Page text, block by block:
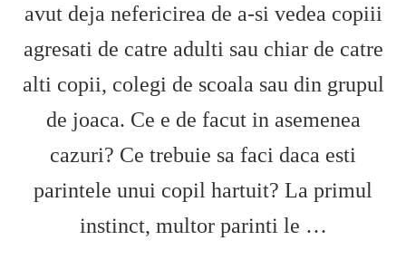
avut deja nefericirea de a-si vedea copiii
agresati de catre adulti sau chiar de catre
alti copii, colegi de scoala sau din grupul
de joaca. Ce e de facut in asemenea
cazuri? Ce trebuie sa faci daca esti
parintele unui copil hartuit? La primul
instinct, multor parinti le …